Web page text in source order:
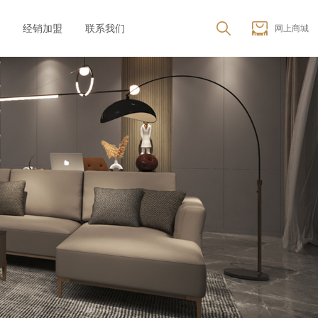
经销加盟 联系我们 网上商城